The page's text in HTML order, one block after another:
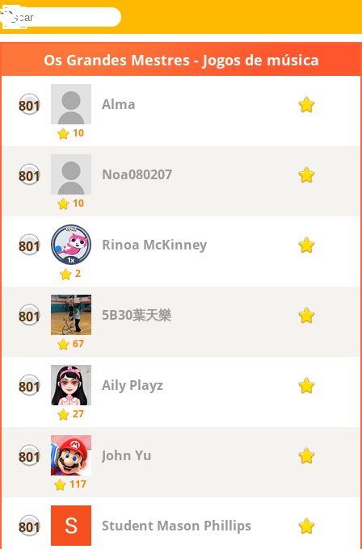
Novel
buscar
Entrar
Menu
Os Grandes Mestres - Jogos de música
801
10
Alma 1
801
10
Noa080207 1
801
2
Rinoa McKinney 1
801
67
5B30葉天樂 1
801
27
Aily Playz 1
801
117
John Yu 1
801 Student Mason Phillips 1